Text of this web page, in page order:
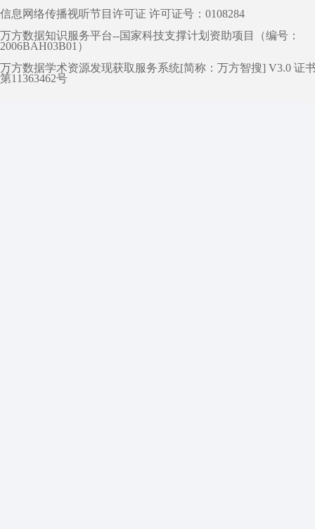
信息网络传播视听节目许可证 许可证号：0108284
万方数据知识服务平台--国家科技支撑计划资助项目（编号：
2006BAH03B01）
万方数据学术资源发现获取服务系统[简称：万方智搜] V3.0 证
第11363462号